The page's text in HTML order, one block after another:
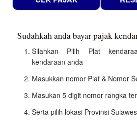
Sudahkah anda bayar pajak
Silahkan Pilih Plat
kendaraan anda
Masukkan nomor Plat & Nomor
Masukan 5 digit nomor rangka
Serta pilih lokasi Provinsi